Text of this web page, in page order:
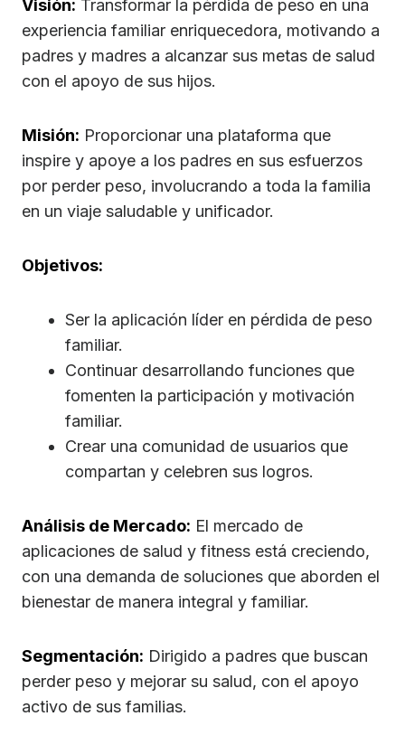
Visión: Transformar la pérdida de peso en una
experiencia familiar enriquecedora, motivando a
padres y madres a alcanzar sus metas de salud
con el apoyo de sus hijos.
Misión: Proporcionar una plataforma que
inspire y apoye a los padres en sus esfuerzos
por perder peso, involucrando a toda la familia
en un viaje saludable y unificador.
Objetivos:
Ser la aplicación líder en pérdida de peso
familiar.
Continuar desarrollando funciones que
fomenten la participación y motivación
familiar.
Crear una comunidad de usuarios que
compartan y celebren sus logros.
Análisis de Mercado: El mercado de
aplicaciones de salud y fitness está creciendo,
con una demanda de soluciones que aborden el
bienestar de manera integral y familiar.
Segmentación: Dirigido a padres que buscan
perder peso y mejorar su salud, con el apoyo
activo de sus familias.